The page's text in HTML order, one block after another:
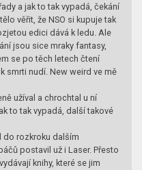
a jak to tak vypadá, čekání
věřit, že NSO si kupuje tak
edici dává k ledu. Ale
jsou sice mraky fantasy,
se po těch letech čtení
smrti nudí. New weird ve mě
užíval a chrochtal u ní
to tak vypadá, další takové
do rozkroku dalším
postavil už i Laser. Přesto
knihy, které se jim